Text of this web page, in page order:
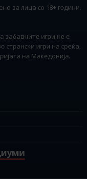
за лица со 18+ години.
забавните игри не е
странски игри на среќа,
на Македонија.